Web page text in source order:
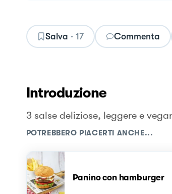
Salva · 17 Commenta
Introduzione
3 salse deliziose, leggere e
POTREBBERO PIACERTI ANCHE...
Panino con hamburger